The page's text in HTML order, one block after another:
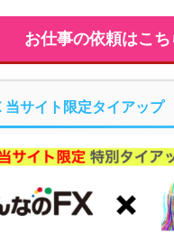
お仕事の依頼はこち
当サイト限定タイアップ